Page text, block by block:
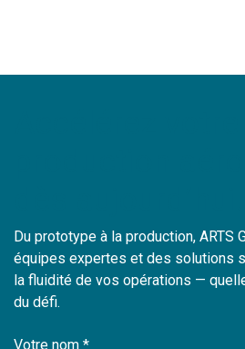
Du prototype à la production, ARTS
équipes expertes et des solutions
la fluidité de vos opérations —
du défi.
Votre nom *